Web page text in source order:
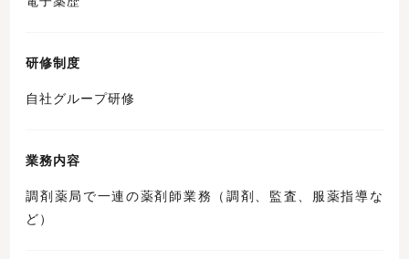
研修制度
自社グループ研修
業務内容
調剤薬局で一連の薬剤師業務（調剤、監査、服薬指導な
ど）